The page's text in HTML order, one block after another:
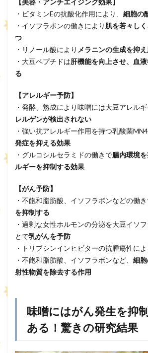
・ビタミンEの抗酸化作用により、 細胞の
・イソフラボンの働きにより 肌を若々し
つ
・リノール酸により メラニンの生成を抑
・大豆ペプチドは肝機能を向上させ、血
る
【アレルギー予防】
・発酵、熟成により味噌には大豆アレルギ
レルゲンが検出されない
・強い抗アレルギー作用を持つ乳酸菌
発症を抑える効果
・グルコシルセラミドの働きで腸内環境
ルギーを抑制する効果
【がん予防】
・不飽和脂肪酸、イソフラボンなどの働
を抑制する
・過剰な女性ホルモンの分泌を大豆イソ
とで乳がんを予防
・トリプシンインヒビターの抗腫瘍性に
・不飽和脂肪酸、イソフラボンなど、 細
射性物質を除去する作用
味噌にはがん発生を抑
ある！驚きの研究結果